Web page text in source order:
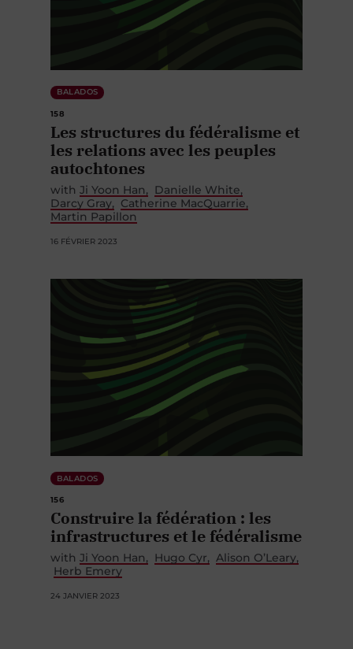
BALADOS
158
Les structures du fédéralisme et
les relations avec les peuples
autochtones
with Ji Yoon Han
Danielle White
Darcy Gray
Catherine MacQuarrie
Martin Papillon
16 FÉVRIER 2023
BALADOS
156
Construire la fédération : les
infrastructures et le fédéralisme
with Ji Yoon Han Hugo Cyr
Alison O’Leary
Herb Emery
24 JANVIER 2023